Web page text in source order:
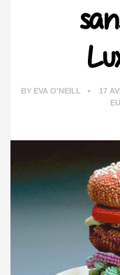
BY EVA O'NEILL 17